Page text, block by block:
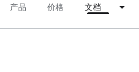
产品 价格 文档